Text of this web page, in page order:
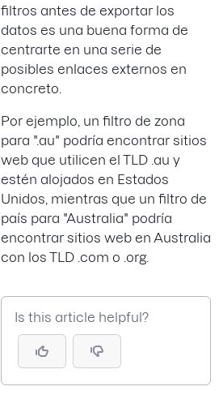
filtros antes de exportar los
datos es una buena forma de
centrarte en una serie de
posibles enlaces externos en
concreto.
Por ejemplo, un filtro de zona
para ".au" podría encontrar sitios
web que utilicen el TLD .au y
estén alojados en Estados
Unidos, mientras que un filtro de
país para "Australia" podría
encontrar sitios web en Australia
con los TLD .com o .org.
Is this article helpful?